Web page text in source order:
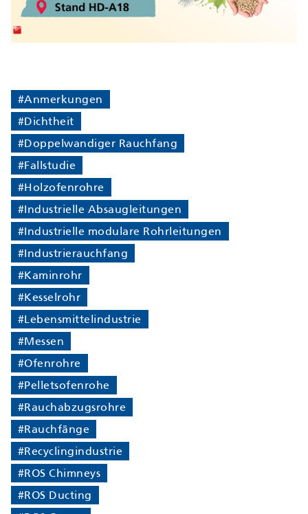
#Anmerkungen
#Dichtheit
#Doppelwandiger Rauchfang
#Fallstudie
#Holzofenrohre
#Industrielle Absaugleitungen
#Industrielle modulare Rohrleitungen
#Industrierauchfang
#Kaminrohr
#Kesselrohr
#Lebensmittelindustrie
#Messen
#Ofenrohre
#Pelletsofenrohe
#Rauchabzugsrohre
#Rauchfänge
#Recyclingindustrie
#ROS Chimneys
#ROS Ducting